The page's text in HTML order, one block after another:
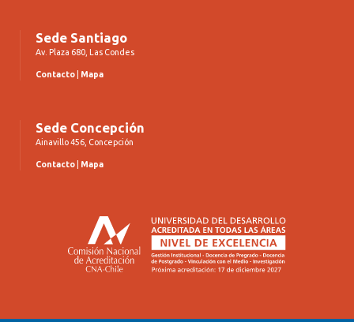
Sede Santiago
Av. Plaza 680, Las Condes
Contacto Mapa
Sede Concepción
Ainavillo 456, Concepción
Contacto Mapa